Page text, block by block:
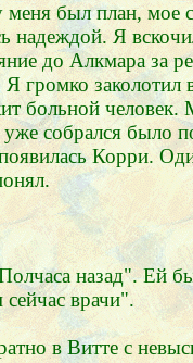
меня был план, мое
надеждой. Я
до Алкмара за
Я громко заколотил
больной человек.
собрался было
Корри.
назад". Ей
врачи".
в Витте с